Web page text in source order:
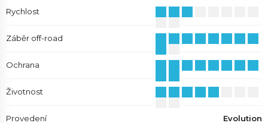
Rychlost
Záběr off-road
Ochrana
Životnost
Provedení Evolution